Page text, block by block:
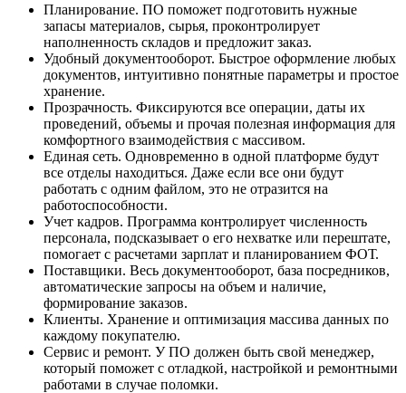
Планирование. ПО поможет подготовить нужные
запасы материалов, сырья, проконтролирует
наполненность складов и предложит заказ.
Удобный документооборот. Быстрое оформление любых
документов, интуитивно понятные параметры и простое
хранение.
Прозрачность. Фиксируются все операции, даты их
проведений, объемы и прочая полезная информация для
комфортного взаимодействия с массивом.
Единая сеть. Одновременно в одной платформе будут
все отделы находиться. Даже если все они будут
работать с одним файлом, это не отразится на
работоспособности.
Учет кадров. Программа контролирует численность
персонала, подсказывает о его нехватке или перештате,
помогает с расчетами зарплат и планированием ФОТ.
Поставщики. Весь документооборот, база посредников,
автоматические запросы на объем и наличие,
формирование заказов.
Клиенты. Хранение и оптимизация массива данных по
каждому покупателю.
Сервис и ремонт. У ПО должен быть свой менеджер,
который поможет с отладкой, настройкой и ремонтными
работами в случае поломки.